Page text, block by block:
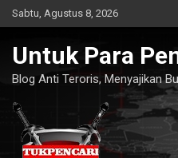
Skip
to
Sabtu, Agustus 8, 2026
Untuk Para
Blog Anti Teroris, Menyajikan